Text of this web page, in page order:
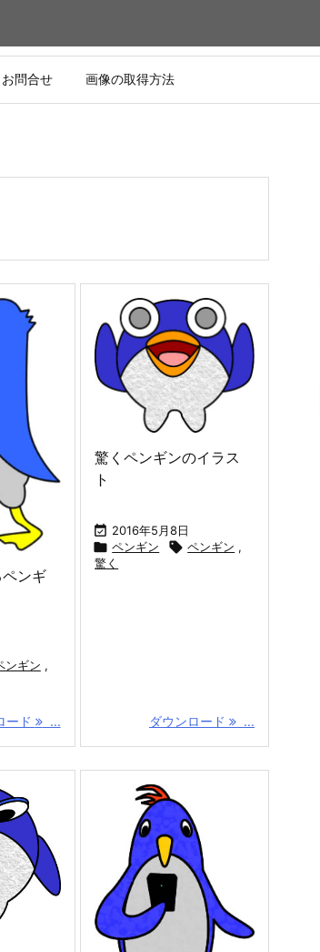
お問合せ 画像の取得方法
ンギ
ンギン ,
ード ...
驚くペンギンのイラス
ト
 2016年5月8日
 ペンギン  ペンギン ,
驚く
ダウンロード ...